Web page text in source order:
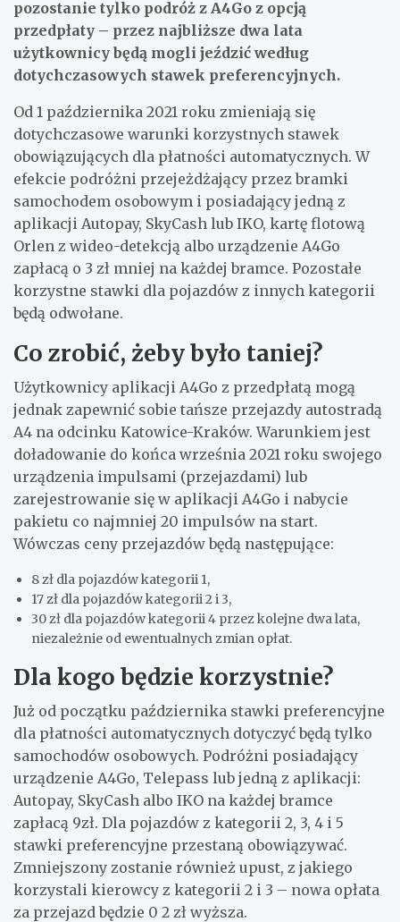
pozostanie tylko podróż z A4Go z opcją
przedpłaty – przez najbliższe dwa lata
użytkownicy będą mogli jeździć według
dotychczasowych stawek preferencyjnych.
Od 1 października 2021 roku zmieniają się
dotychczasowe warunki korzystnych stawek
obowiązujących dla płatności automatycznych. W
efekcie podróżni przejeżdżający przez bramki
samochodem osobowym i posiadający jedną z
aplikacji Autopay, SkyCash lub IKO, kartę flotową
Orlen z wideo-detekcją albo urządzenie A4Go
zapłacą o 3 zł mniej na każdej bramce. Pozostałe
korzystne stawki dla pojazdów z innych kategorii
będą odwołane.
Co zrobić, żeby było taniej?
Użytkownicy aplikacji A4Go z przedpłatą mogą
jednak zapewnić sobie tańsze przejazdy autostradą
A4 na odcinku Katowice-Kraków. Warunkiem jest
doładowanie do końca września 2021 roku swojego
urządzenia impulsami (przejazdami) lub
zarejestrowanie się w aplikacji A4Go i nabycie
pakietu co najmniej 20 impulsów na start.
Wówczas ceny przejazdów będą następujące:
8 zł dla pojazdów kategorii 1,
17 zł dla pojazdów kategorii 2 i 3,
30 zł dla pojazdów kategorii 4 przez kolejne dwa lata,
niezależnie od ewentualnych zmian opłat.
Dla kogo będzie korzystnie?
Już od początku października stawki preferencyjne
dla płatności automatycznych dotyczyć będą tylko
samochodów osobowych. Podróżni posiadający
urządzenie A4Go, Telepass lub jedną z aplikacji:
Autopay, SkyCash albo IKO na każdej bramce
zapłacą 9zł. Dla pojazdów z kategorii 2, 3, 4 i 5
stawki preferencyjne przestaną obowiązywać.
Zmniejszony zostanie również upust, z jakiego
korzystali kierowcy z kategorii 2 i 3 – nowa opłata
za przejazd będzie 0 2 zł wyższa.